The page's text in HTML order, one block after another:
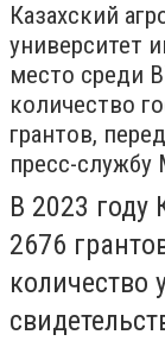
Казахский
университет
место среди
количество
грантов,
пресс-службу
В 2023 году
2676
количество